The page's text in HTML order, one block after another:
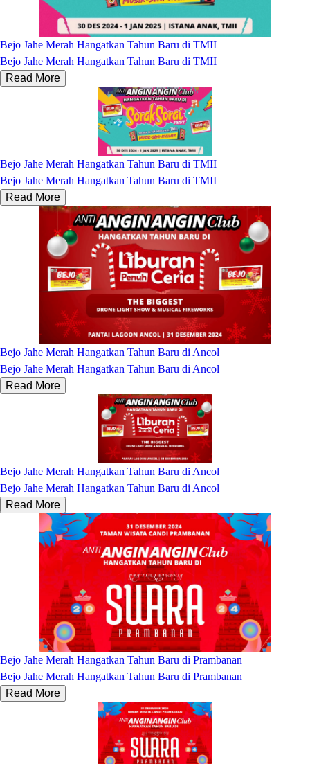
Bejo Jahe Merah Hangatkan Tahun Baru di TMII
Bejo Jahe Merah Hangatkan Tahun Baru di TMII
Read More
Bejo Jahe Merah Hangatkan Tahun Baru di TMII
Bejo Jahe Merah Hangatkan Tahun Baru di TMII
Read More
Bejo Jahe Merah Hangatkan Tahun Baru di Ancol
Bejo Jahe Merah Hangatkan Tahun Baru di Ancol
Read More
Bejo Jahe Merah Hangatkan Tahun Baru di Ancol
Bejo Jahe Merah Hangatkan Tahun Baru di Ancol
Read More
Bejo Jahe Merah Hangatkan Tahun Baru di Prambanan
Bejo Jahe Merah Hangatkan Tahun Baru di Prambanan
Read More